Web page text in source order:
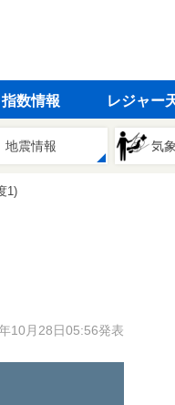
指数情報 レジャー
地震情報 気
1)
10月28日05:56発表